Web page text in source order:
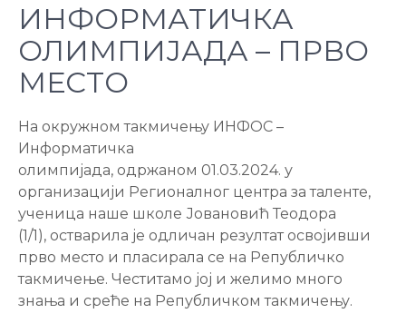
ИНФОРМАТИЧКА
ОЛИМПИЈАДА – ПРВО
МЕСТО
На окружном такмичењу ИНФОС –
Информатичка
олимпијада, одржаном 01.03.2024. у
организацији Регионалног центра за таленте,
ученица наше школе Јовановић Теодора
(1/1), остварила је одличан резултат освојивши
прво место и пласирала се на Републичко
такмичење. Честитамо јој и желимо много
знања и среће на Републичком такмичењу.